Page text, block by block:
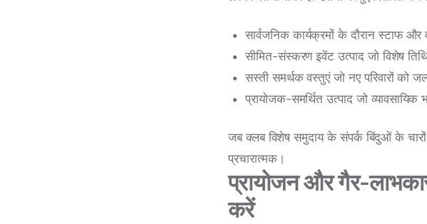
सार्वजनिक कार्यक्रमों के दौरान स्टाफ और
सीमित-संस्करण इवेंट उत्पाद जो विशेष
सस्ती समर्थक वस्तुएं जो नए परिवारों को
प्रायोजक-समर्थित उत्पाद जो व्यावसायिक
जब क्लब विशेष समुदाय के संपर्क बिंदुओं के
प्रचारात्मक।
प्रायोजन और गैर-
करें